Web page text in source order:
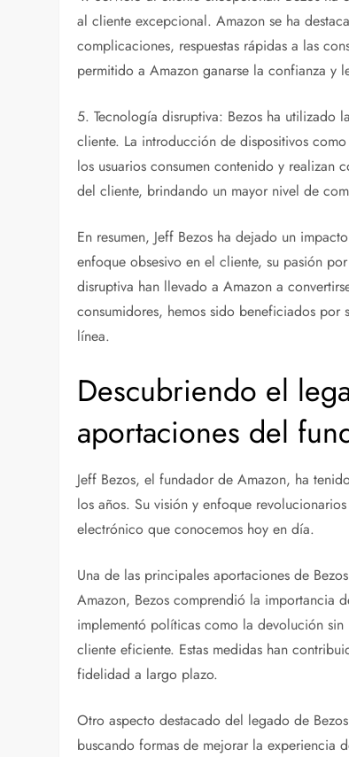
al cliente excepcional. Amazon se ha
complicaciones, respuestas rápidas a las
permitido a Amazon ganarse la confianza y
5. Tecnología disruptiva: Bezos ha utilizado
cliente. La introducción de dispositivos
los usuarios consumen contenido y realizan
del cliente, brindando un mayor nivel de
En resumen, Jeff Bezos ha dejado un
enfoque obsesivo en el cliente, su pasión
disruptiva han llevado a Amazon a
consumidores, hemos sido beneficiados
línea.
Descubriendo el
aportaciones del
Jeff Bezos, el fundador de Amazon, ha
los años. Su visión y enfoque
electrónico que conocemos hoy en día.
Una de las principales aportaciones de
Amazon, Bezos comprendió la importancia
implementó políticas como la devolución
cliente eficiente. Estas medidas han
fidelidad a largo plazo.
Otro aspecto destacado del legado de
buscando formas de mejorar la experiencia